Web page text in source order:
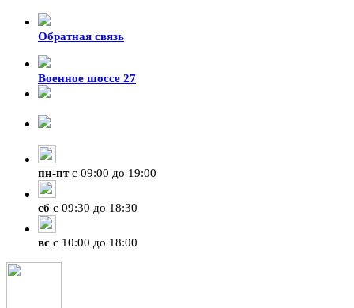
Обратная связь
Военное шоссе 27
пн-птс 09:00 до 19:00
сб с 09:30 до 18:30
вс с 10:00 до 18:00